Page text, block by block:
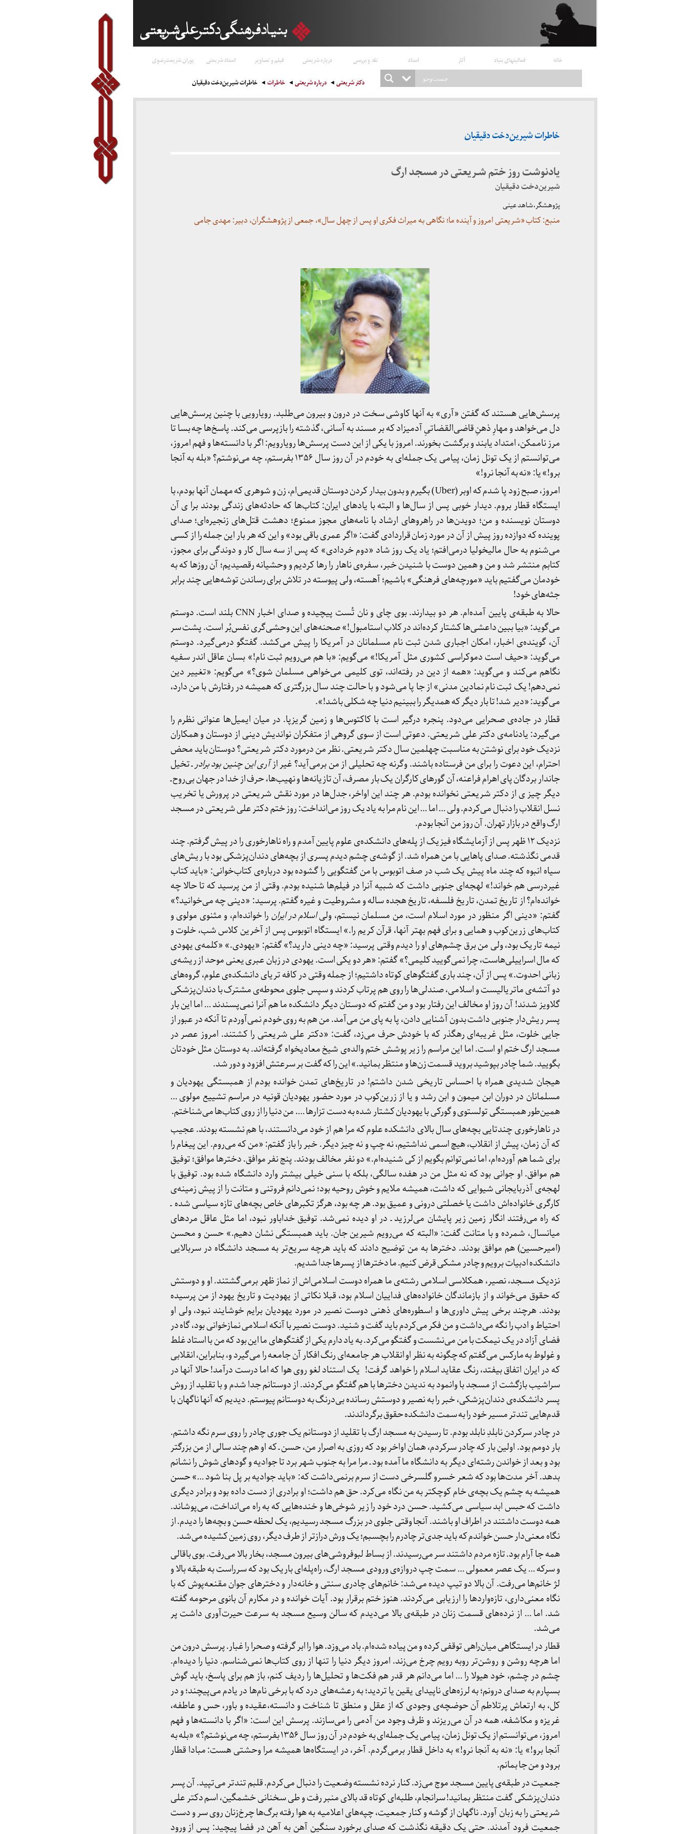
خانه فعالیتهای بنیاد آثار اسناد نقد و بررسی درباره شریعتی فیلم و تصاویر استاد شریعتی پوران شریعت‌رضوی
دکتر شریعتی درباره شریعتی خاطرات خاطرات شیرین‌دخت دقیقیان
خاطرات شیرین‌دخت دقیقیان
یادنوشت روز ختم شـریعتی در مسجد ارگ
شیرین‌دخت دقیقیان
پژوهشگر، شاهد عینی
منبع: کتاب «شریعتی امروز و آینده ما؛ نگاهی به میراث فکری او پس از چهل سال»،جمعی از پژوهشگران، دبیر: مهدی جامی
پرسش‌هایی هستند که گفتن «آری» به آنها کاوشی سخت در درون و بیرون می‌طلبد. رویارویی با چنین پرسش‌هایی
دل می‌خواهد و مهارِ ذهنِ قاضی‌القضاتیِ آدمیزاد که بر مسند به آسانی، گذشته را بازپرسی می‌کند. پاسخ‌ها چه بسا تا
مرز ناممکن، امتداد یابند و برگشت بخورند. امروز با یکی از این دست پرسش‌ها رویارویم: اگر با دانسته‌ها و فهم امروز،
می‌توانستم از یک تونل زمان، پیامی یک جمله‌ای به خودم در آن روز سال ۱۳۵۶ بفرستم، چه می‌نوشتم؟ «بله به آنجا
برو!» یا: «نه به آنجا نرو!»
امروز، صبح زود پا شدم که اوبر (Uber ) بگیرم و بدون بیدار کردن دوستان قدیمی‌ام، زن و شوهری که مهمان آنها بودم، با
ایستگاه قطار بروم. دیدار خوبی پس از سال‌ها و البته با یادهای ایران: کتاب‌ها که حادثه‌های زندگی بودند برا ی آن
دوستان نویسنده و من؛ دویدن‌ها در راهروهای ارشاد با نامه‌های مجوز ممنوع؛ دهشت قتل‌های زنجیره‌ای؛ صدای
پوینده که دوازده روز پیش از آن در مورد زمان قراردادی گفت: «اگر عمری باقی بود» و این که هر بار این جمله را از کسی
می‌شنوم به حال مالیخولیا درمی‌افتم؛ یاد یک روز شاد «دوم خردادی» که پس از سه سال کار و دوندگی برای مجوز،
کتابم منتشر شد و من و همین دوست با شنیدن خبر، سفره‌ی ناهار را رها کردیم و وحشیانه رقصیدیم؛ آن روزها که به
خودمان می‌گفتیم باید «مورچه‌های فرهنگی» باشیم؛ آهسته، ولی پیوسته در تلاش برای رساندن توشه‌هایی چند برابر
جثه‌های خود!
حالا به طبقه‌ی پایین آمده‌ام. هر دو بیدارند. بوی چای و نان تُست پیچیده و صدای اخبار CNN بلند است. دوستم
می‌گوید: «بیا ببین داعشی‌ها کشتار کرده‌اند در کلاب استامبول!» صحنه‌های این وحشی‌گری نفس‌بُر است. پشت سر
آن، گوینده‌ی اخبار، امکان اجباری شدن ثبت نام مسلمانان در آمریکا را پیش می‌کشد. گفتگو درمی‌گیرد. دوستم
می‌گوید: «حیف است دموکراسی کشوری مثل آمریکا!» می‌گویم: «با هم می‌رویم ثبت نام!» بسان عاقل اندر سفیه
نگاهم می‌کند و می‌گوید: «همه از دین در رفته‌اند، توی کلیمی می‌خواهی مسلمان شوی؟» می‌گویم: «تغییر دین
نمی‌دهم! یک ثبت نام نمادین مدنی» از جا پا می‌شود و با حالت چند سال بزرگتری که همیشه در رفتارش با من دارد،
می‌گوید: «دیر شد! تا بار دیگر که همدیگر را ببینیم دنیا چه شکلی باشد!».
قطار در جاده‌ی صحرایی می‌دود. پنجره درگیر است با کاکتوس‌ها و زمین گریزپا. در میان ایمیل‌ها عنوانی نظرم را
می‌گیرد: یادنامه‌ی دکتر علی شریعتی. دعوتی است از سوی گروهی از متفکران نواندیش دینی از دوستان و همکاران
نزدیک خود برای نوشتن به مناسبت چهلمین سال دکتر شریعتی. نظر من درمورد دکتر شریعتی؟ دوستان باید محض
احترام، این دعوت را برای من فرستاده باشند. وگرنه چه تحلیلی از من برمی‌آید؟ غیر ازآری این چنین بود برادرـ تخیل
جاندار بردگان پای اهرام فراعنه، آن گورهای کارگران یک بار مصرف، آن تازیانه‌ها و نهیب‌ها، حرف از خدا در جهان بی‌روح ـ
دیگر چیز ی از دکتر شریعتی نخوانده بودم. هر چند این اواخر، جدل‌ها در مورد نقش شریعتی در پرورش یا تخریب
نسل انقلاب را دنبال می‌کردم. ولی … اما … این نام مرا به یاد یک روز می‌انداخت: روز ختم دکتر علی شریعتی در مسجد
ارگ واقع در بازار تهران. آن روز من آنجا بودم.
نزدیک ۱۲ ظهر پس از آزمایشگاه فیزیک از پله‌های دانشکده‌ی علوم پایین آمدم و راه ناهارخوری را در پیش گرفتم. چند
قدمی نگذشته. صدای پاهایی با من همراه شد. از گوشه‌ی چشم دیدم پسری از بچه‌های دندان‌پزشکی بود با ریش‌های
سیاه انبوه که چند ماه پیش یک شب در صف اتوبوس با من گفتگویی را گشوده بود درباره‌ی کتاب‌خوانی: «باید کتاب
غیردرسی هم خواند!» لهجه‌ای جنوبی داشت که شبیه آنرا در فیلم‌ها شنیده بودم. وقتی از من پرسید که تا حالا چه
خوانده‌ام؟ از تاریخ تمدن، تاریخ فلسفه، تاریخ هجده ساله و مشروطیت و غیره گفتم. پرسید: «دینی چه می‌خوانید؟»
گفتم: «دینی اگر منظور در مورد اسلام است، من مسلمان نیستم، ولیاسلام در ایران را خوانده‌ام، و مثنوی مولوی و
کتاب‌های زرین‌کوب و همایی و برای فهم بهتر آنها، قرآن کریم را.» ایستگاه اتوبوس پس از آخرین کلاس شب، خلوت و
نیمه تاریک بود، ولی من برق چشم‌های او را دیدم وقتی پرسید: «چه دینی دارید؟» گفتم: «یهودی.» «کلمه‌ی یهودی
که مال اسراییلی‌هاست، چرا نمی‌گویید کلیمی؟» گفتم: «هر دو یکی است. یهودی در زبان عبری یعنی موحد از ریشه‌ی
زبانی احدوت.» پس از آن، چند باری گفتگوهای کوتاه داشتیم؛ از جمله وقتی در کافه تریای دانشکده‌ی علوم، گروه‌های
دو آتشه‌ی ماتریالیست و اسلامی، صندلی‌ها را روی هم پرتاب کردند و سپس جلوی محوطه‌ی مشترک با دندان‌پزشکی
گلاویز شدند! آن روز او مخالف این رفتار بود و من گفتم که دوستان دیگر دانشکده ما هم آنرا نمی‌پسندند … اما این بار
پسر ریش‌دار جنوبی داشت بدون آشنایی دادن، پا به پای من می‌آمد. من هم به روی خودم نمی‌آوردم تا آنکه در عبور از
جایی خلوت، مثل غریبه‌ای رهگذر که با خودش حرف می‌زد، گفت: «دکتر علی شریعتی را کشتند. امروز عصر در
مسجد ارگ ختم او است. اما این مراسم را زیر پوشش ختم والده‌ی شیخ معادیخواه گرفته‌اند. به دوستان مثل خودتان
بگویید. شما چادر بپوشید بروید قسمت زن‌ها و منتظر بمانید.» این را که گفت بر سرعتش افزود و دور شد.
هیجان شدیدی همراه با احساس تاریخی شدن داشتم! در تاریخ‌های تمدن خوانده بودم از همبستگی یهودیان و
مسلمانان در دوران ابن میمون و ابن رشد و یا از زرین‌کوب در مورد حضور یهودیان قونیه در مراسم تشییع مولوی …
همین‌طور همبستگی تولستوی و گورکی با یهودیان کشتار شده به دست تزارها …. من دنیا را از روی کتاب‌ها می‌شناختم.
در ناهارخوری چندتایی بچه‌های سال بالای دانشکده علوم که مرا هم از خود می‌دانستند، با هم نشسته بودند. عجیب
که آن زمان، پیش از انقلاب، هیچ اسمی نداشتیم، نه چپ و نه چیز دیگر. خبر را باز گفتم: «من که می‌روم. این پیغام را
برای شما هم آورده‌ام، اما نمی‌توانم بگویم از کی شنیده‌ام.» دو نفر مخالف بودند. پنج نفر موافق. دخترها موافق؛ توفیق
هم موافق. او جوانی بود که نه مثل من در هفده سالگی، بلکه با سنی خیلی بیشتر وارد دانشگاه شده بود. توفیق با
لهجه‌ی آذربایجانی شیوایی که داشت، همیشه ملایم و خوش روحیه بود؛ نمی‌دانم فروتنی و متانت را از پیش زمینه‌ی
کارگری خانواده‌اش داشت یا خصلتی درونی و عمیق بود. هر چه بود، هرگز تکبرهای خاص بچه‌های تازه سیاسی شده ـ
که راه می‌رفتند انگار زمین زیر پایشان می‌لرزید ـ در او دیده نمی‌شد. توفیق خداباور نبود، اما مثل عاقل مردهای
میانسال، شمرده و با متانت گفت: «البته که می‌رویم شیرین جان. باید همبستگی نشان دهیم.» حسن و محسن
(امیرحسین) هم موافق بودند. دخترها به من توضیح دادند که باید هرچه سریع‌تر به مسجد دانشگاه در سربالایی
دانشکده ادبیات برویم و چادر مشکی قرض کنیم. ما دخترها از پسرها جدا شدیم.
نزدیک مسجد، نصیر، همکلاسی اسلامی رشته‌ی ما همراه دوست اسلامی‌اش از نماز ظهر برمی‌گشتند. او و دوستش
که حقوق می‌خواند و از بازماندگان خانواده‌های فداییان اسلام بود، قبلا نکاتی از یهودیت و تاریخ یهود از من پرسیده
بودند. هرچند برخی پیش داوری‌ها و اسطوره‌های ذهنی دوست نصیر در مورد یهودیان برایم خوشایند نبود، ولی او
احتیاط و ادب را نگه می‌داشت و من فکر می‌کردم باید گفت و شنید. دوست نصیر با آنکه اسلامی نمازخوانی بود، گاه در
فضای آزاد در یک نیمکت با من می‌نشست و گفتگو می‌کرد. به یاد دارم یکی از گفتگوهای ما این بود که من با استاد غلط
و غولوط به مارکس می‌گفتم که چگونه به نظر او انقلاب هر جامعه‌ای رنگ افکار آن جامعه را می‌گیرد و، بنابراین، انقلابی
که در ایران اتفاق بیفتد، رنگ عقاید اسلام را خواهد گرفت! یک استناد لغو روی هوا که اما درست درآمد! حالا آنها در
سراشیب بازگشت از مسجد با وانمود به ندیدن دخترها با هم گفتگو می‌کردند. از دوستانم جدا شدم و با تقلید از روش
پسر دانشکده‌ی دندان‌پزشکی، خبر را به نصیر و دوستش رسانده بی‌درنگ به دوستانم پیوستم. دیدیم که آنها ناگهان با
قدم‌هایی تندتر مسیر خود را به سمت دانشکده حقوق برگرداندند.
در چادر سرکردن نابلدِ نابلد بودم. تا رسیدن به مسجد ارگ با تقلید از دوستانم یک جوری چادر را روی سرم نگه داشتم.
بار دومم بود. اولین بار که چادر سرکردم، همان اواخر بود که روزی به اصرار من، حسن ـ که او هم چند سالی از من بزرگتر
بود و بعد از خواندن رشته‌ای دیگر به دانشگاه ما آمده بود ـ مرا مرا به جنوب شهر برد تا جوادیه و گودهای شوش را نشانم
بدهد. آخر مدت‌ها بود که شعر خسرو گلسرخی دست از سرم برنمی‌داشت که: «باید جوادیه بر پل بنا شود …» حسن
همیشه به چشم یک بچه‌ی خام کوچکتر به من نگاه می‌کرد. حق هم داشت؛ او برادری از دست داده بود و برادر دیگری
داشت که حبس ابد سیاسی می‌کشید. حسن درد خود را زیر شوخی‌ها و خنده‌هایی که به راه می‌انداخت، می‌پوشاند.
همه دوست داشتند در اطراف او باشند. آنجا وقتی جلوی در بزرگ مسجد رسیدیم، یک لحظه حسن و بچه‌ها را دیدم. از
نگاه معنی‌دار حسن خواندم که باید جدی‌تر چادرم را بچسبم؛ یک ورش درازتر از طرف دیگر، روی زمین کشیده می‌شد.
همه جا آرام بود. تازه مردم داشتند سر می‌رسیدند. از بساط لبوفروشی‌های بیرون مسجد، بخار بالا می‌رفت. بوی باقالی
و سرکه … یک عصر معمولی … سمت چپ دروازه‌ی ورودی مسجد ارگ، راه‌پله‌ای باریک بود که سرراست به طبقه بالا و
لژ خانم‌ها می‌رفت. آن بالا دو تیپ دیده می‌شد: خانم‌های چادری سنتی و خانه‌دار و دخترهای جوان مقنعه‌پوش که با
نگاه معنی‌داری، تازه‌واردها را ارزیابی می‌کردند. هنوز ختم برقرار بود. آیات خوانده و در مکارم آن بانوی مرحومه گفته
شد. اما … از نرده‌های قسمت زنان در طبقه‌ی بالا می‌دیدم که سالن وسیع مسجد به سرعت حیرت‌آوری داشت پر
می‌شد.
قطار در ایستگاهی میان‌راهی توقفی کرده و من پیاده شده‌ام. باد می‌وزد. هوا را ابر گرفته و صحرا را غبار. پرسش درون من
اما هرچه روشن و روشن‌تر روبه رویم چرخ می‌زند. امروز دیگر دنیا را تنها از روی کتاب‌ها نمی‌شناسم. دنیا را دیده‌ام.
چشم در چشم، خود هیولا را … اما می‌دانم هر قدر هم فکت‌ها و تحلیل‌ها را ردیف کنم، باز هم برای پاسخ، باید گوش
بسپارم به صدای درونم؛ به لرزه‌های ناپیدای یقین یا تردید؛ به رعشه‌های درد که با برخی نام‌ها در یادم می‌پیچند؛ و در
کل، به ارتعاش پرتلاطم آن حوضچه‌ی وجودی که از عقل و منطق تا شناخت و دانسته،عقیده و باور، حس و عاطفه،
غریزه و مکاشفه، همه در آن می‌ریزند و ظرف وجود من آدمی را می‌سازند. پرسش این است: «اگر با دانسته‌ها و فهم
امروز، می‌توانستم از یک تونل زمان، پیامی یک جمله‌ای به خودم در آن روز سال ۱۳۵۶ بفرستم، چه می‌نوشتم؟» «بله به
آنجا برو!» یا: «نه به آنجا نرو!» به داخل قطار برمی‌گردم. آخر، در ایستگاه‌ها همیشه مرا وحشتی هست: مبادا قطار
برود و من جا بمانم.
جمعیت در طبقه‌ی پایین مسجد موج می‌زد. کنار نرده نشسته وضعیت را دنبال می‌کردم. قلبم تندتر می‌تپید. آن پسر
دندان‌پزشکی گفت منتظر بمانید! سرانجام، طلبه‌ای کوتاه قد بالای منبر رفت و طی سخنانی خشمگین، اسم دکتر علی
شریعتی را به زبان آورد. ناگهان از گوشه و کنار جمعیت، چپه‌های اعلامیه به هوا رفته برگ‌ها چرخ‌زنان روی سر و دست
جمعیت فرود آمدند. حتی یک دقیقه نگذشت که صدای برخورد سنگین آهن به آهن در فضا پیچید: پس از ورود